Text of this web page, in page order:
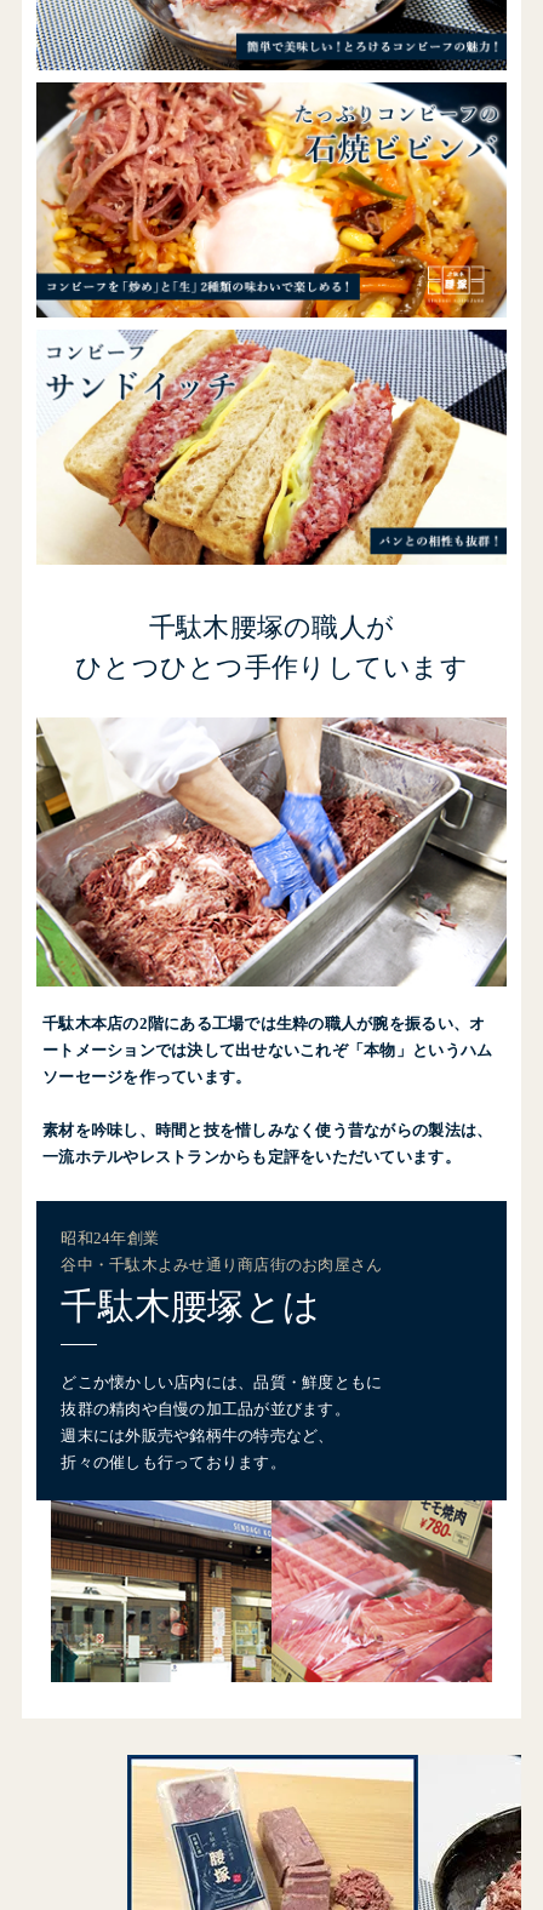
千駄木腰塚の職人が
ひとつひとつ手作りしています
千駄木本店の2階にある工場では生粋の職人が腕を振るい、オ
ートメーションでは決して出せないこれぞ「本物」というハム
ソーセージを作っています。
素材を吟味し、時間と技を惜しみなく使う昔ながらの製法は、
一流ホテルやレストランからも定評をいただいています。
昭和24年創業
谷中・千駄木よみせ通り商店街のお肉屋さん
千駄木腰塚とは
どこか懐かしい店内には、品質・鮮度ともに
抜群の精肉や自慢の加工品が並びます。
週末には外販売や銘柄牛の特売など、
折々の催しも行っております。